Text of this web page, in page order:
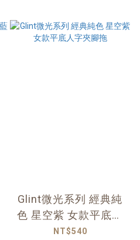
Glint微光系列 經典純
色 星空紫 女款平底人
字夾腳拖
NT$540